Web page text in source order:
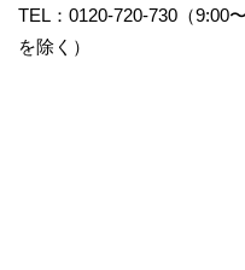
TEL：0120-720-730（9:00
を除く）